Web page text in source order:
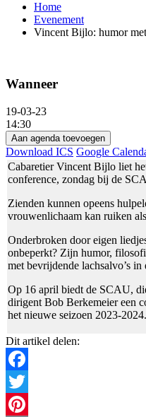
Home
Evenement
Vincent Bijlo: humor
Wanneer
19-03-23
14:30
Aan agenda toevoegen
Download ICS Google
Cabaretier Vincent Bijlo liet
conference, zondag bij de
Zienden kunnen opeens
vrouwenlichaam kan ruiken
Onderbroken door eigen
onbeperkt? Zijn humor,
met bevrijdende lachsalvo’s
Op 16 april biedt de SCAU,
dirigent Bob Berkemeier een
het nieuwe seizoen 2023-2024.
Dit artikel delen:
Facebook
Twitter